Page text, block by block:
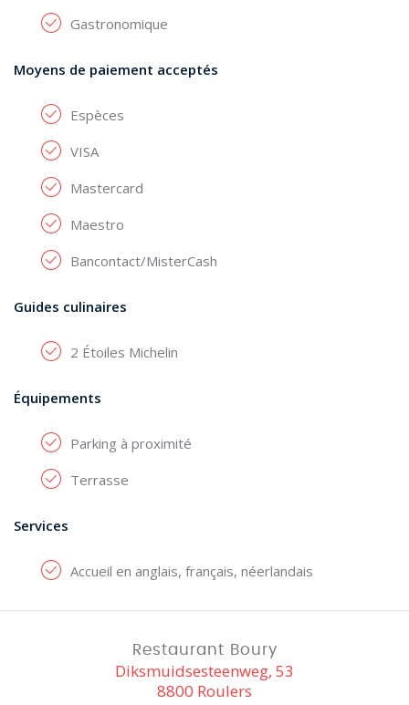
Gastronomique
Moyens de paiement acceptés
Espèces
VISA
Mastercard
Maestro
Bancontact/MisterCash
Guides culinaires
2 Étoiles Michelin
Équipements
Parking à proximité
Terrasse
Services
Accueil en anglais, français, néerlandais
Restaurant Boury
Diksmuidsesteenweg, 53
8800 Roulers